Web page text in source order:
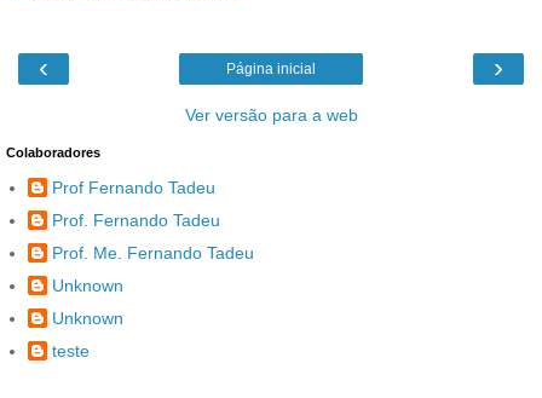
‹ ›
Página inicial
Ver versão para a web
Colaboradores
Prof Fernando Tadeu
Prof. Fernando Tadeu
Prof. Me. Fernando Tadeu
Unknown
Unknown
teste